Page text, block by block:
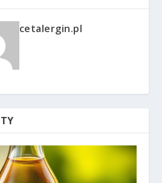
cetalergin.pl